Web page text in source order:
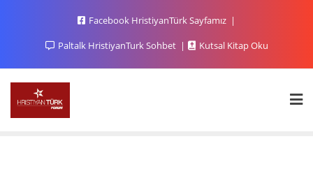
Facebook HristiyanTürk Sayfamız
Paltalk HristiyanTurk Sohbet
Kutsal Kitap Oku